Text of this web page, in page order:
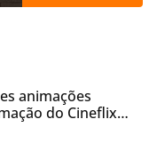
animações
do Cineflix